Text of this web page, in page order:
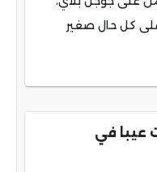
على كل حال صغير
عيبا في